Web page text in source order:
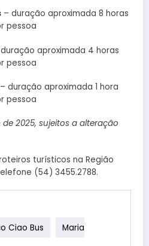
– duração aproximada 8 horas
pessoa
aproximada 4 horas
pessoa
– duração aproximada 1 hora
pessoa
2025, sujeitos a alteração
turísticos na Região
(54) 3455.2788.
Ciao Bus Maria